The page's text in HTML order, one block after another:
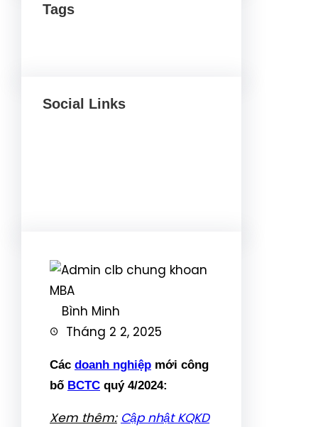
Tags
Social Links
Bình Minh
Tháng 2 2, 2025
Các doanh nghiệp mới công
bố BCTC quý 4/2024:
Xem thêm: Cập nhật KQKD